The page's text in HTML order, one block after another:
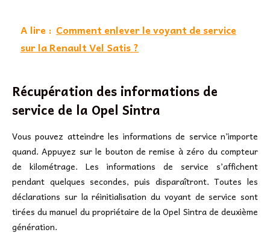
A lire : Comment enlever le voyant de service
sur la Renault Vel Satis ?
Récupération des informations de
service de la Opel Sintra
Vous pouvez atteindre les informations de service n’importe
quand. Appuyez sur le bouton de remise à zéro du compteur
de kilométrage. Les informations de service s’affichent
pendant quelques secondes, puis disparaîtront. Toutes les
déclarations sur la réinitialisation du voyant de service sont
tirées du manuel du propriétaire de la Opel Sintra de deuxième
génération.